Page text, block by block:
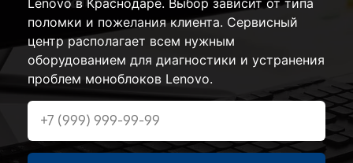
Lenovo в Краснодаре. Выбор зависит от типа
поломки и пожелания клиента. Сервисный
центр располагает всем нужным
оборудованием для диагностики и устранения
проблем моноблоков Lenovo.